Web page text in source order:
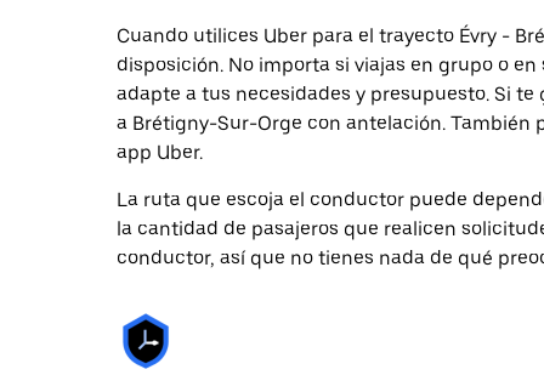
Cuando utilices Uber para el trayecto Évry -
disposición. No importa si viajas en grupo o
adapte a tus necesidades y presupuesto. Si
a Brétigny-Sur-Orge con antelación. También
app Uber.
La ruta que escoja el conductor puede
la cantidad de pasajeros que realicen
conductor, así que no tienes nada de qué